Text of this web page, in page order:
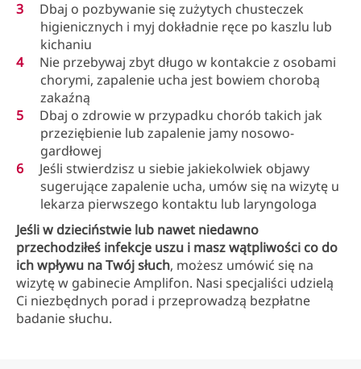
Dbaj o pozbywanie się zużytych chusteczek
higienicznych i myj dokładnie ręce po kaszlu lub
kichaniu
Nie przebywaj zbyt długo w kontakcie z osobami
chorymi, zapalenie ucha jest bowiem chorobą
zakaźną
Dbaj o zdrowie w przypadku chorób takich jak
przeziębienie lub zapalenie jamy nosowo-
gardłowej
Jeśli stwierdzisz u siebie jakiekolwiek objawy
sugerujące zapalenie ucha, umów się na wizytę u
lekarza pierwszego kontaktu lub laryngologa
Jeśli w dzieciństwie lub nawet niedawno
przechodziłeś infekcje uszu i masz wątpliwości co do
ich wpływu na Twój słuch, możesz umówić się na
wizytę w gabinecie Amplifon. Nasi specjaliści udzielą
Ci niezbędnych porad i przeprowadzą bezpłatne
badanie słuchu.